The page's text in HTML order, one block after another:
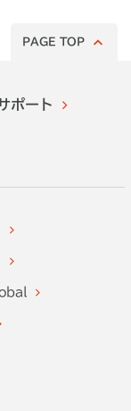
PAGE TOP
ポート